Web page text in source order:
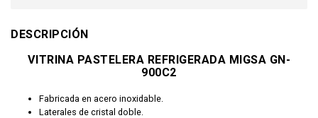
DESCRIPCIÓN
VITRINA PASTELERA REFRIGERADA MIGSA GN-
900C2
Fabricada en acero inoxidable.
Laterales de cristal doble.